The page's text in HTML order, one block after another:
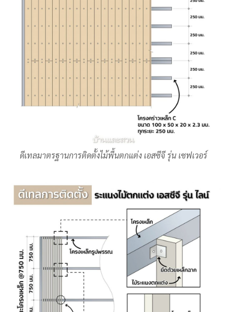
ดีเทลมาตรฐานการติดตั้งไม้พื้นตกแต่ง เอสซีจี รุ่น เซฟเวอร์